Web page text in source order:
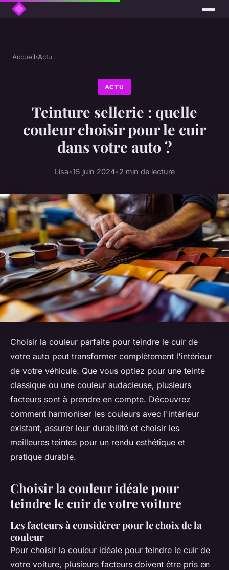
Accueil›Actu
ACTU
Teinture sellerie : quelle
couleur choisir pour le cuir
dans votre auto ?
Lisa•15 juin 2024•2 min de lecture
Choisir la couleur parfaite pour teindre le cuir de
votre auto peut transformer complètement l'intérieur
de votre véhicule. Que vous optiez pour une teinte
classique ou une couleur audacieuse, plusieurs
facteurs sont à prendre en compte. Découvrez
comment harmoniser les couleurs avec l'intérieur
existant, assurer leur durabilité et choisir les
meilleures teintes pour un rendu esthétique et
pratique durable.
Choisir la couleur idéale pour
teindre le cuir de votre voiture
Les facteurs à considérer pour le choix de la
couleur
Pour choisir la couleur idéale pour teindre le cuir de
votre voiture, plusieurs facteurs doivent être pris en